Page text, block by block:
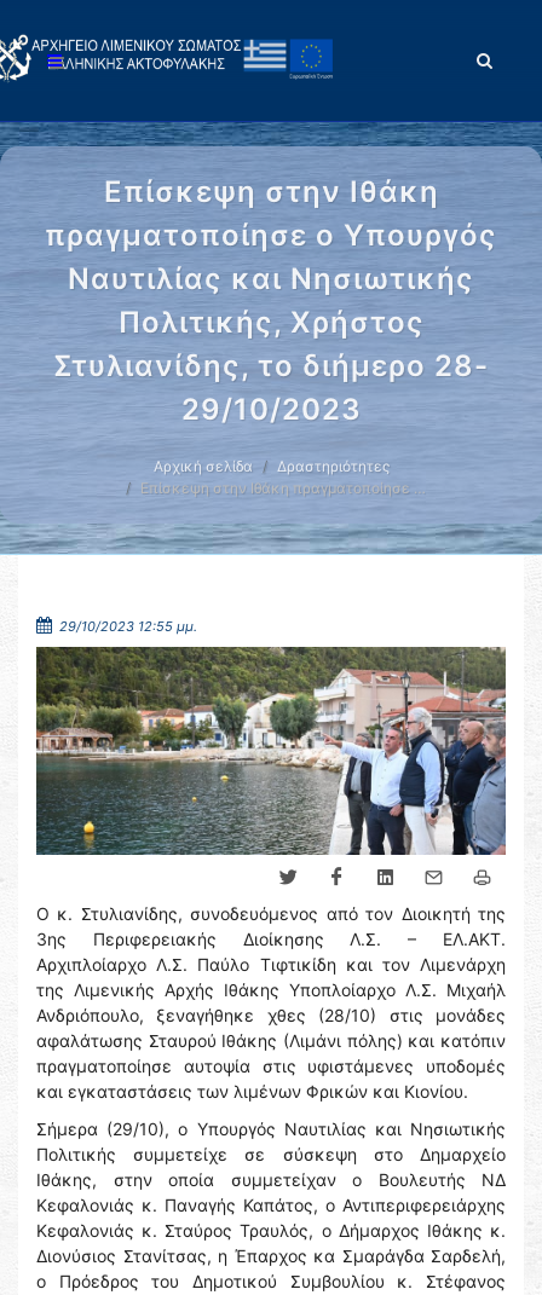
Επίσκεψη στην Ιθάκη
πραγματοποίησε ο Υπουργός
Ναυτιλίας και Νησιωτικής
Πολιτικής, Χρήστος
Στυλιανίδης, το διήμερο 28-
29/10/2023
Αρχική σελίδα
Δραστηριότητες
Επίσκεψη στην Ιθάκη πραγματοποίησε …
29/10/2023 12:55 μμ.
Ο κ. Στυλιανίδης, συνοδευόμενος από τον Διοικητή της
3ης Περιφερειακής Διοίκησης Λ.Σ. – ΕΛ.ΑΚΤ.
Αρχιπλοίαρχο Λ.Σ. Παύλο Τιφτικίδη και τον Λιμενάρχη
της Λιμενικής Αρχής Ιθάκης Υποπλοίαρχο Λ.Σ. Μιχαήλ
Ανδριόπουλο, ξεναγήθηκε χθες (28/10) στις μονάδες
αφαλάτωσης Σταυρού Ιθάκης (Λιμάνι πόλης) και κατόπιν
πραγματοποίησε αυτοψία στις υφιστάμενες υποδομές
και εγκαταστάσεις των λιμένων Φρικών και Κιονίου.
Σήμερα (29/10), ο Υπουργός Ναυτιλίας και Νησιωτικής
Πολιτικής συμμετείχε σε σύσκεψη στο Δημαρχείο
Ιθάκης, στην οποία συμμετείχαν ο Βουλευτής ΝΔ
Κεφαλονιάς κ. Παναγής Καπάτος, ο Αντιπεριφερειάρχης
Κεφαλονιάς κ. Σταύρος Τραυλός, ο Δήμαρχος Ιθάκης κ.
Διονύσιος Στανίτσας, η Έπαρχος κα Σμαράγδα Σαρδελή,
ο Πρόεδρος του Δημοτικού Συμβουλίου κ. Στέφανος